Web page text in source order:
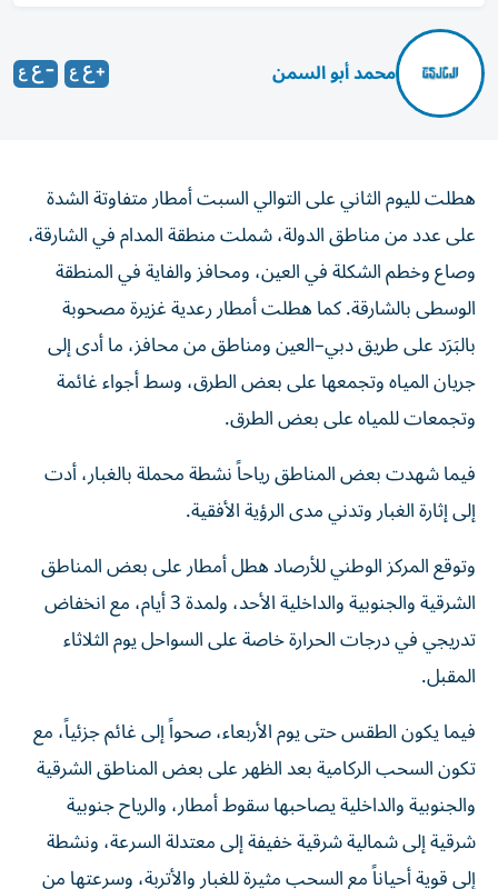
محمد أبو السمن
هطلت لليوم الثاني على التوالي السبت أمطار متفاوتة الشدة
على عدد من مناطق الدولة، شملت منطقة المدام في الشارقة،
وصاع وخطم الشكلة في العين، ومحافز والفاية في المنطقة
الوسطى بالشارقة. كما هطلت أمطار رعدية غزيرة مصحوبة
بالبَرَد على طريق دبي–العين ومناطق من محافز، ما أدى إلى
جريان المياه وتجمعها على بعض الطرق، وسط أجواء غائمة
وتجمعات للمياه على بعض الطرق.
فيما شهدت بعض المناطق رياحاً نشطة محملة بالغبار، أدت
إلى إثارة الغبار وتدني مدى الرؤية الأفقية.
وتوقع المركز الوطني للأرصاد هطل أمطار على بعض المناطق
الشرقية والجنوبية والداخلية الأحد، ولمدة 3 أيام، مع انخفاض
تدريجي في درجات الحرارة خاصة على السواحل يوم الثلاثاء
المقبل.
فيما يكون الطقس حتى يوم الأربعاء، صحواً إلى غائم جزئياً، مع
تكون السحب الركامية بعد الظهر على بعض المناطق الشرقية
والجنوبية والداخلية يصاحبها سقوط أمطار، والرياح جنوبية
شرقية إلى شمالية شرقية خفيفة إلى معتدلة السرعة، ونشطة
إلى قوية أحياناً مع السحب مثيرة للغبار والأتربة، وسرعتها من